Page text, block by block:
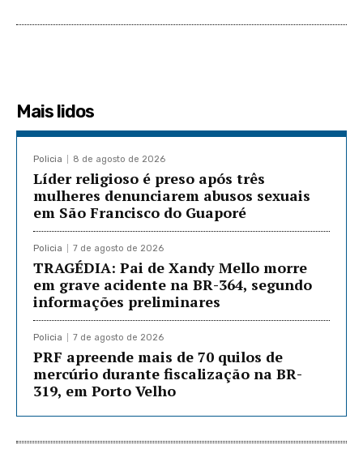
Mais lidos
Policia 8 de agosto de 2026
Líder religioso é preso após três
mulheres denunciarem abusos sexuais
em São Francisco do Guaporé
Policia 7 de agosto de 2026
TRAGÉDIA: Pai de Xandy Mello morre
em grave acidente na BR-364, segundo
informações preliminares
Policia 7 de agosto de 2026
PRF apreende mais de 70 quilos de
mercúrio durante fiscalização na BR-
319, em Porto Velho